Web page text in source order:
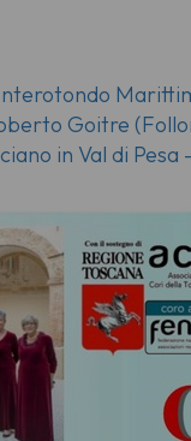
Goitre
in Val di Pesa